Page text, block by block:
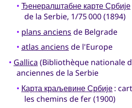
• Ђенералштабне карте Србије
de la Serbie, 1/75 000 (1894)
• plans anciens de Belgrade
• atlas anciens de l'Europe
• Gallica (Bibliothèque nationale
anciennes de la Serbie
• Карта краљевине Србије:
les chemins de fer (1900)